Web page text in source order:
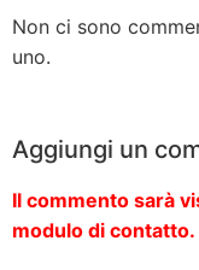
Non ci sono
uno.
Aggiungi un
Il commento sarà
modulo di contatto.